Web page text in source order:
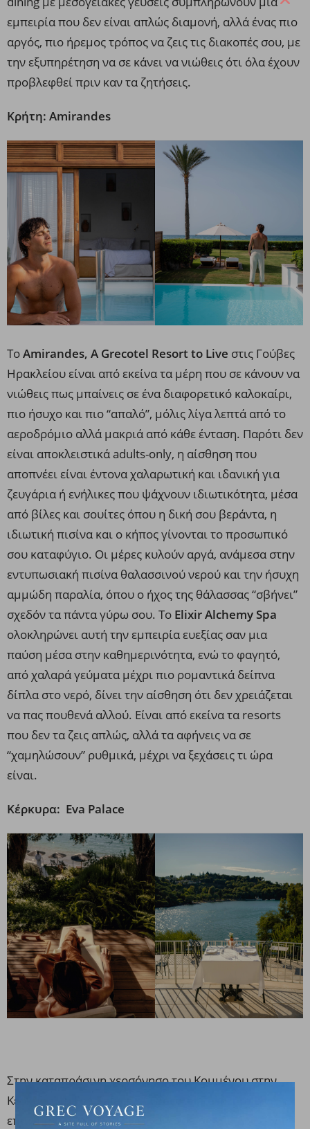
εμπειρία που δεν είναι απλώς διαμονή, αλλά ένας πιο
αργός, πιο ήρεμος τρόπος να ζεις τις διακοπές σου, με
την εξυπηρέτηση να σε κάνει να νιώθεις ότι όλα έχουν
προβλεφθεί πριν καν τα ζητήσεις.
Κρήτη: Amirandes
ΤοAmirandes, A Grecotel Resort to Live στις Γούβες
Ηρακλείου είναι από εκείνα τα μέρη που σε κάνουν να
νιώθεις πως μπαίνεις σε ένα διαφορετικό καλοκαίρι,
πιο ήσυχο και πιο “απαλό”, μόλις λίγα λεπτά από το
αεροδρόμιο αλλά μακριά από κάθε ένταση. Παρότι δεν
είναι αποκλειστικά adults-only, η αίσθηση που
αποπνέει είναι έντονα χαλαρωτική και ιδανική για
ζευγάρια ή ενήλικες που ψάχνουν ιδιωτικότητα, μέσα
από βίλες και σουίτες όπου η δική σου βεράντα, η
ιδιωτική πισίνα και ο κήπος γίνονται το προσωπικό
σου καταφύγιο. Οι μέρες κυλούν αργά, ανάμεσα στην
εντυπωσιακή πισίνα θαλασσινού νερού και την ήσυχη
αμμώδη παραλία, όπου ο ήχος της θάλασσας “σβήνει”
σχεδόν τα πάντα γύρω σου. Το Elixir Alchemy Spa
ολοκληρώνει αυτή την εμπειρία ευεξίας σαν μια
παύση μέσα στην καθημερινότητα, ενώ το φαγητό,
από χαλαρά γεύματα μέχρι πιο ρομαντικά δείπνα
δίπλα στο νερό, δίνει την αίσθηση ότι δεν χρειάζεται
να πας πουθενά αλλού. Είναι από εκείνα τα resorts
που δεν τα ζεις απλώς, αλλά τα αφήνεις να σε
“χαμηλώσουν” ρυθμικά, μέχρι να ξεχάσεις τι ώρα
είναι.
Κέρκυρα: Εva Palace
Στην καταπράσινη χερσόνησο του Κομμένου στην
Κέρκυρα, το
επαναπροσδιορίζει την έννοια του resort. Δεν είναι